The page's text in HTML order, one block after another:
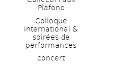
Plafond
Colloque
international &
soirées de
performances
concert